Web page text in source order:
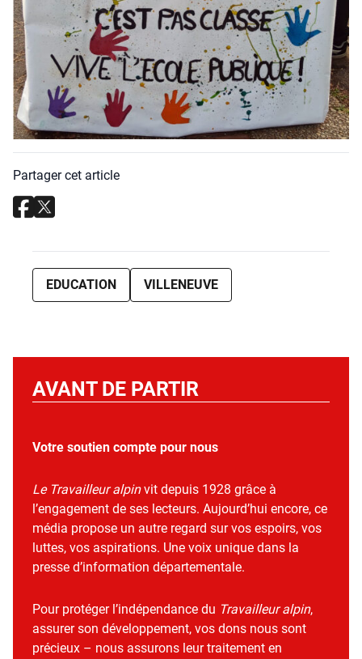
Partager cet article
EDUCATION VILLENEUVE
AVANT DE PARTIR
Votre soutien compte pour nous
Le Travailleur alpinvit depuis 1928 grâce à
l’engagement de ses lecteurs. Aujourd’hui encore, ce
média propose un autre regard sur vos espoirs, vos
luttes, vos aspirations. Une voix unique dans la
presse d’information départementale.
Pour protéger l’indépendance du Travailleur alpin,
assurer son développement, vos dons nous sont
précieux – nous assurons leur traitement en